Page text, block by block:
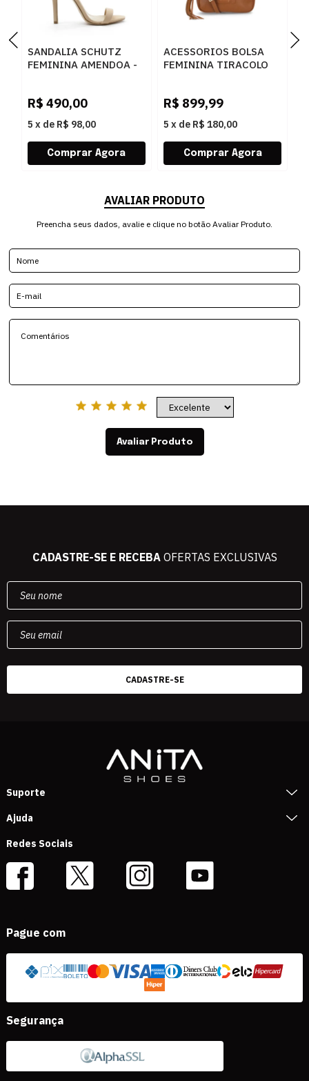
SANDALIA SCHUTZ
FEMININA AMENDOA -
R$ 490,00
5 x de R$ 98,00
ACESSORIOS BOLSA
FEMININA TIRACOLO
AMENDOA
R$ 899,99
5 x de R$ 180,00
AVALIAR PRODUTO
Preencha seus dados, avalie e clique no botão Avaliar Produto.
Avaliar Produto
CADASTRE-SE E RECEBAOFERTAS EXCLUSIVAS
Suporte
Ajuda
Redes Sociais
Pague com
Segurança